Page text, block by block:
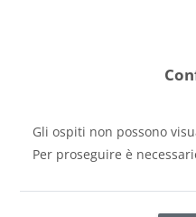
Gli ospiti non possono
Per proseguire è